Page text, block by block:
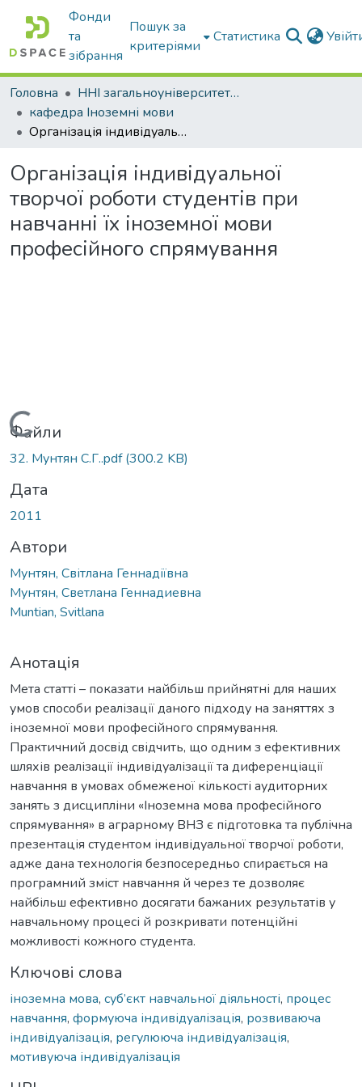
Фонди
та
зібрання
Пошук за
критеріями
Статистика
Головна
ННІ загальноуніверситетської підготовки
кафедра Іноземні мови
Організація індивідуальної творчої роботи студентів при навчанні їх іноземної мови професійного спрямування
Організація індивідуальної
творчої роботи студентів при
навчанні їх іноземної мови
професійного спрямування
Вантажиться...
Файли
32. Mунтян С.Г..pdf(300.2 KB)
Дата
2011
Автори
Мунтян, Світлана Геннадіївна
Мунтян, Светлана Геннадиевна
Muntian, Svitlana
Анотація
Мета статті – показати найбільш прийнятні для наших
умов способи реалізації даного підходу на заняттях з
іноземної мови професійного спрямування.
Практичний досвід свідчить, що одним з ефективних
шляхів реалізації індивідуалізації та диференціації
навчання в умовах обмеженої кількості аудиторних
занять з дисципліни «Іноземна мова професійного
спрямування» в аграрному ВНЗ є підготовка та публічна
презентація студентом індивідуальної творчої роботи,
адже дана технологія безпосередньо спирається на
програмний зміст навчання й через те дозволяє
найбільш ефективно досягати бажаних результатів у
навчальному процесі й розкривати потенційні
можливості кожного студента.
Ключові слова
іноземна мова, суб’єкт навчальної діяльності, процес
навчання, формуюча індивідуалізація, розвиваюча
індивідуалізація, регулююча індивідуалізація,
мотивуюча індивідуалізація